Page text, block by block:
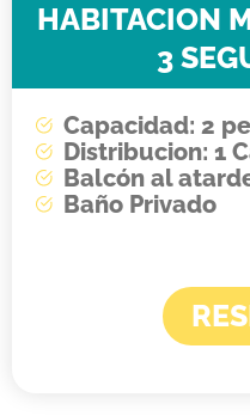
HABITACION
3
Capacidad: 2
Distribucion: 1
Balcón al
Baño Privado